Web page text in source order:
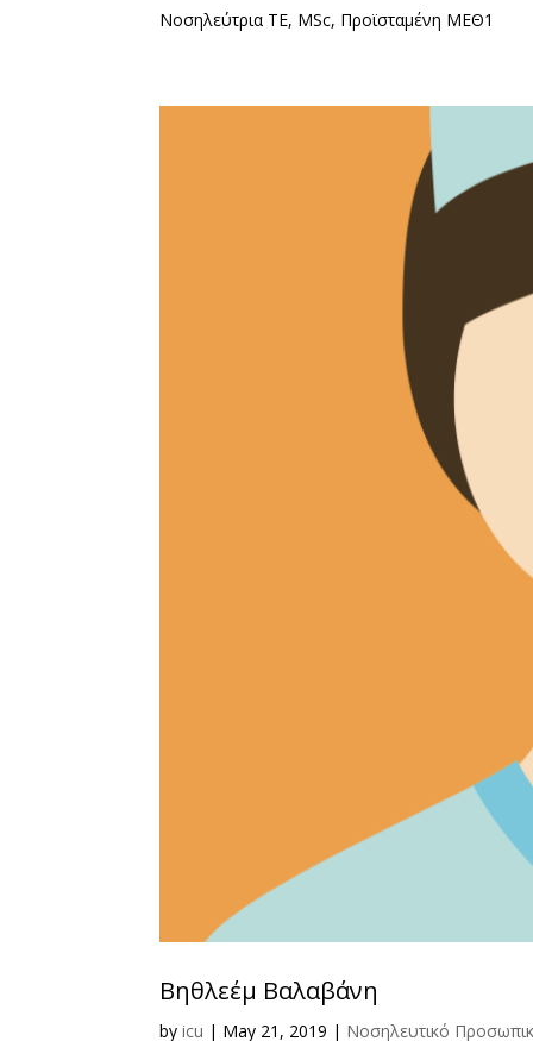
Νοσηλεύτρια ΤΕ, MSc, Προϊσταμένη ΜΕΘ1
Βηθλεέμ Βαλαβάνη
byicu | May 21, 2019 | Νοσηλευτικό